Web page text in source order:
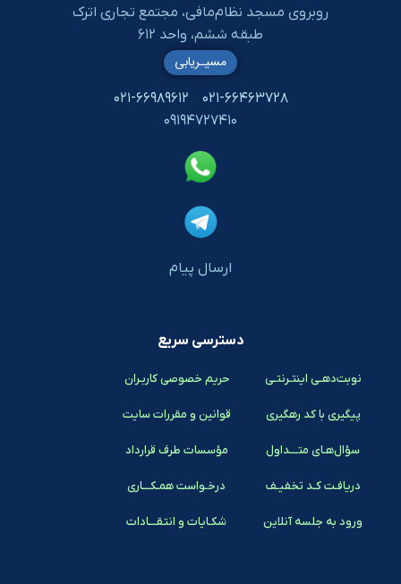
روبروی مسجد نظام‌مافی، مجتمع تجاری اترک
طبقه ششم، واحد ۶۱۲
۰۲۱-۶۶۴۶۳۷۲۸
۰۲۱-۶۶۹۸۹۶۱۲
۰۹۱۹۴۷۲۷۴۱۰
ارسال پیام
مسیـریابی
دسترسی سریع
نوبت‌دهـی اینتـرنتـی
پیگیری با کد رهگیری
سؤال‌هـای متـــداول
دریافـت کـد تخفیـف
ورود به جلسه آنلاین
حریم خصوصی کاربـران
قوانین و مقررات سایت
مؤسسات طرف قرارداد
درخـواست همـکـــاری
شکـایات و انتقـــادات